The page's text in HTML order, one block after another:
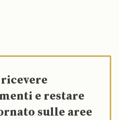
e restare
sulle aree